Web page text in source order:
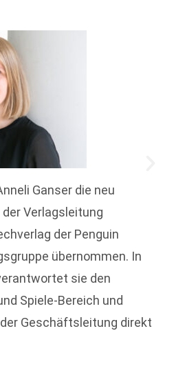
Ganser die neu
Verlagsleitung
der Penguin
übernommen. In
sie den
Spiele-Bereich und
Geschäftsleitung direkt